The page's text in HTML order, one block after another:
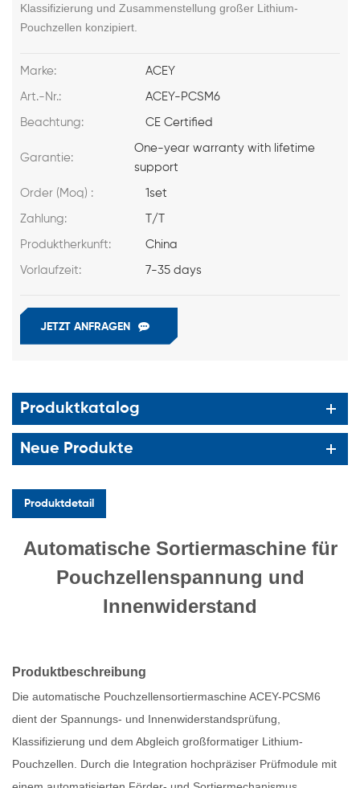
Klassifizierung und Zusammenstellung großer Lithium-
Pouchzellen konzipiert.
Marke: ACEY
Art.-Nr.: ACEY-PCSM6
Beachtung: CE Certified
Garantie:
One-year warranty with lifetime
support
Order (Moq) : 1set
Zahlung: T/T
Produktherkunft: China
Vorlaufzeit: 7-35 days
JETZT ANFRAGEN
Produktkatalog
Neue Produkte
Produktdetail
Automatische Sortiermaschine für
Pouchzellenspannung und
Innenwiderstand
Produktbeschreibung
Die automatische Pouchzellensortiermaschine ACEY-PCSM6
dient der Spannungs- und Innenwiderstandsprüfung,
Klassifizierung und dem Abgleich großformatiger Lithium-
Pouchzellen. Durch die Integration hochpräziser Prüfmodule mit